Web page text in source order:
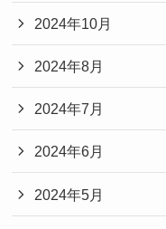
2024年10月
2024年8月
2024年7月
2024年6月
2024年5月